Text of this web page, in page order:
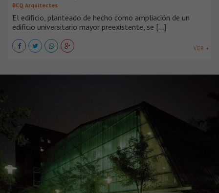
BCQ Arquitectes
El edificio, planteado de hecho como ampliación de un
edificio universitario mayor preexistente, se [...]
VER +